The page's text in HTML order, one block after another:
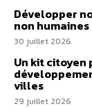
Développer
non
30 juillet 2026
Un kit citoyen
villes
29 juillet 2026